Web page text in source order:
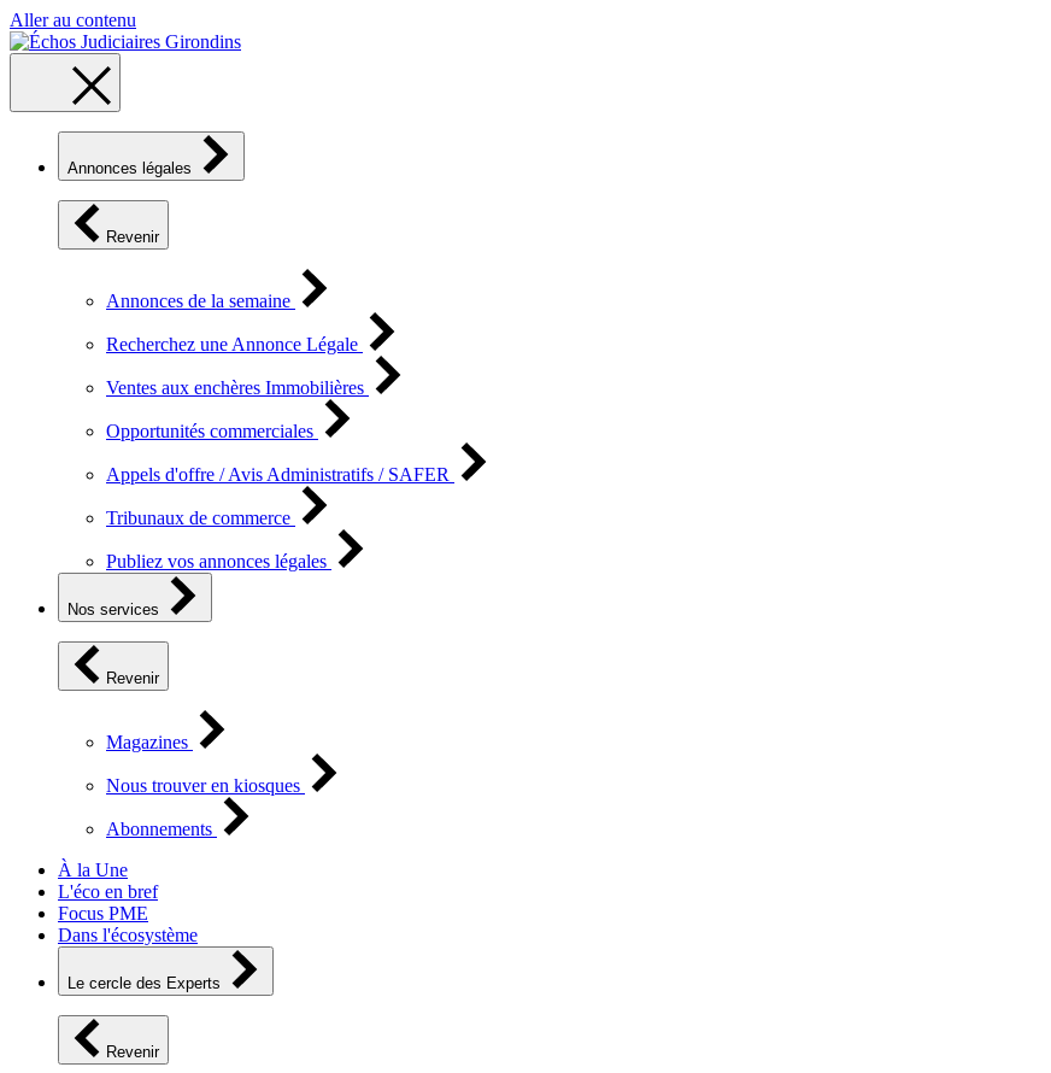
Aller au contenu
Annonces légales
Revenir
Annonces de la semaine
Recherchez une Annonce Légale
Ventes aux enchères Immobilières
Opportunités commerciales
Appels d'offre / Avis Administratifs / SAFER
Tribunaux de commerce
Publiez vos annonces légales
Nos services
Revenir
Magazines
Nous trouver en kiosques
Abonnements
À la Une
L'éco en bref
Focus PME
Dans l'écosystème
Le cercle des Experts
Revenir